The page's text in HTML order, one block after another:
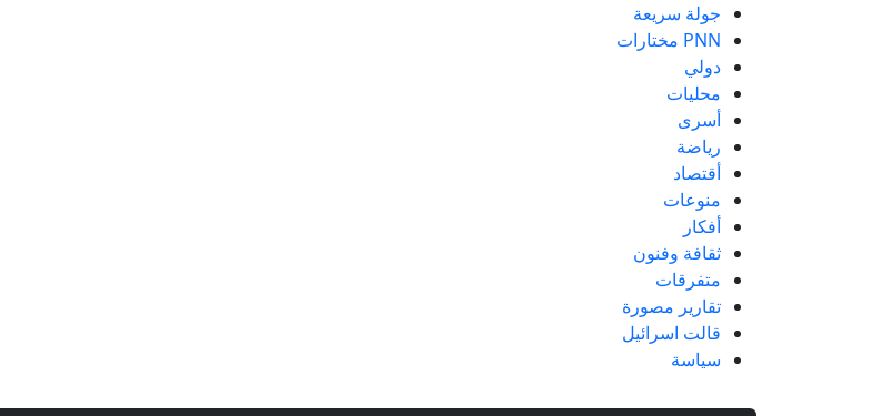
جولة سريعة
PNN مختارات
دولي
محليات
أسرى
رياضة
أقتصاد
منوعات
أفكار
ثقافة وفنون
متفرقات
تقارير مصورة
قالت اسرائيل
سياسة